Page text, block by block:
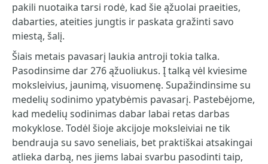
pakili nuotaika tarsi rodė, kad šie ąžuolai praeities,
dabarties, ateities jungtis ir paskata gražinti savo
miestą, šalį.
Šiais metais pavasarį laukia antroji tokia talka.
Pasodinsime dar 276 ąžuoliukus. Į talką vėl kviesime
moksleivius, jaunimą, visuomenę. Supažindinsime su
medelių sodinimo ypatybėmis pavasarį. Pastebėjome,
kad medelių sodinimas dabar labai retas darbas
mokyklose. Todėl šioje akcijoje moksleiviai ne tik
bendrauja su savo seneliais, bet praktiškai atsakingai
atlieka darbą, nes jiems labai svarbu pasodinti taip,